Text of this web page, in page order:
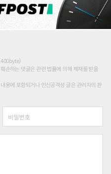
400byte)
손하는 댓글은 관련 법률에 의해 제재를 받을
용에 포함되거나 인신공격성 글은 관리자의 판